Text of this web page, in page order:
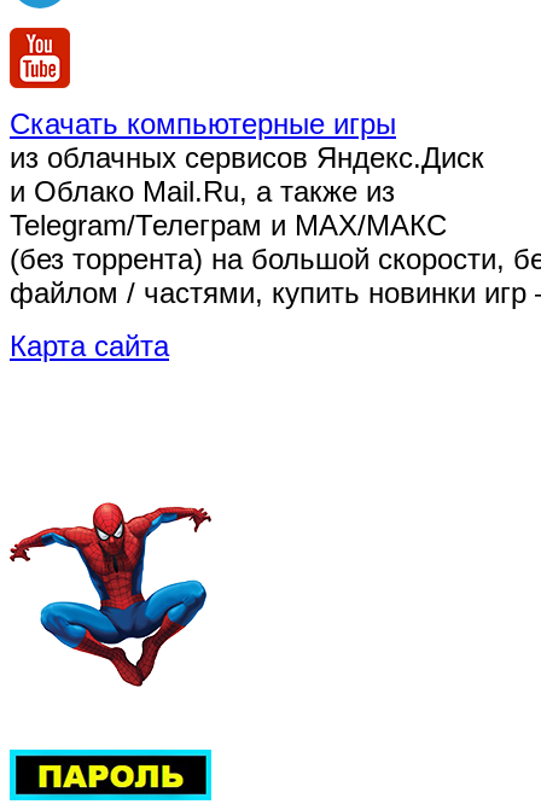
Скачать компьютерные игры
из облачных сервисов Яндекс.Диск
и Облако Mail.Ru, а также из
Telegram/Телеграм и MAX/МАКС
(без торрента) на большой скорости,
файлом / частями, купить новинки
Карта сайта